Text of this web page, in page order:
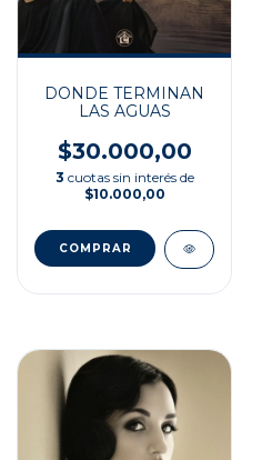
DONDE TERMINAN
LAS AGUAS
$30.000,00
3 cuotas sin interés de
$10.000,00